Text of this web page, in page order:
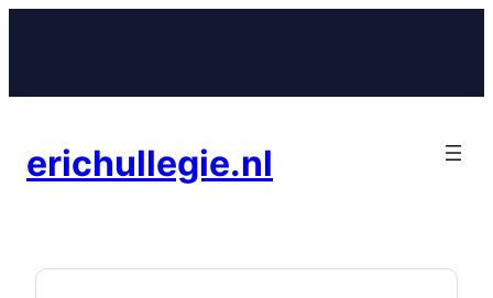
inhoud
erichullegie.nl